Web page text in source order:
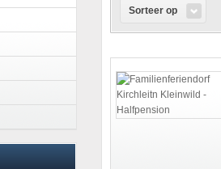
Sorteer op